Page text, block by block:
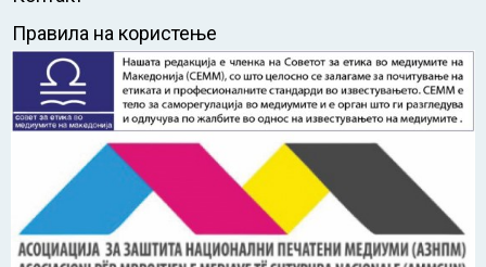
Правила на користење